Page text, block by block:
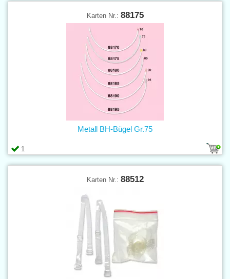
Karten Nr.: 88175
1
Metall BH-Bügel Gr.75
Karten Nr.: 88512